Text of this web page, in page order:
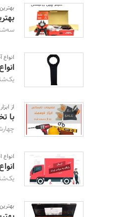
سه‌شنبه 17
یک‌شنبه 15 مرداد
از
با
چهارشنبه 11
انواع
یک‌شنبه 25 تیر